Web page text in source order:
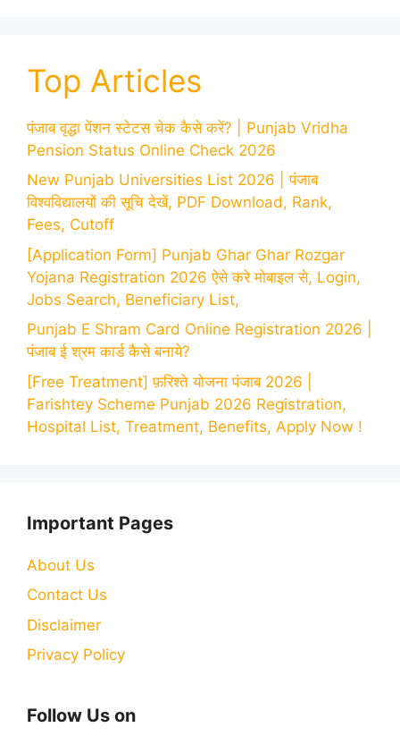
Top Articles
पंजाब वृद्धा पेंशन स्टेटस चेक कैसे करें? | Punjab Vridha
Pension Status Online Check 2026
New Punjab Universities List 2026 | पंजाब
विश्वविद्यालयों की सूचि देखें, PDF Download, Rank,
Fees, Cutoff
[Application Form] Punjab Ghar Ghar Rozgar
Yojana Registration 2026 ऐसे करे मोबाइल से, Login,
Jobs Search, Beneficiary List,
Punjab E Shram Card Online Registration 2026 |
पंजाब ई श्रम कार्ड कैसे बनाये?
[Free Treatment] फ़रिश्ते योजना पंजाब 2026 |
Farishtey Scheme Punjab 2026 Registration,
Hospital List, Treatment, Benefits, Apply Now !
Important Pages
About Us
Contact Us
Disclaimer
Privacy Policy
Follow Us on